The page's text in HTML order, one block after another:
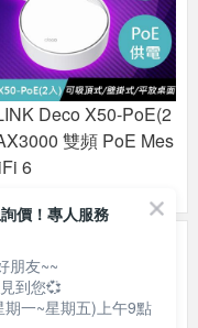
Deco X50-PoE(2
雙頻 PoE Mes
6
價！專人服務
朋友~~
到您💞
期一~星期五)上午9點